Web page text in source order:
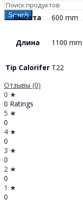
Search
Высота 600 mm
Длина 1100 mm
Tip Calorifer T22
Отзывы (0)
0 ★
0 Ratings
5 ★
0
4 ★
0
3 ★
0
2 ★
0
1 ★
0